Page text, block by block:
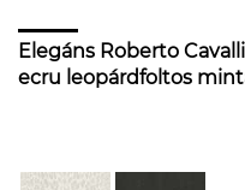
Elegáns Roberto
ecru leopárdfoltos